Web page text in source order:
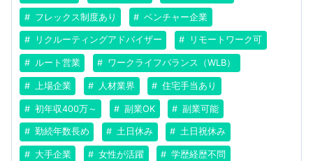
フレックス制度あり ベンチャー企業
リクルーティングアドバイザー リモートワーク可
ルート営業 ワークライフバランス（WLB）
上場企業 人材業界 住宅手当あり
初年収400万～ 副業OK 副業可能
勤続年数長め 土日休み 土日祝休み
大手企業 女性が活躍 学歴経歴不問